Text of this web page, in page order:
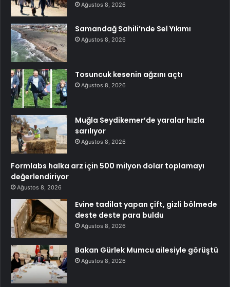
Ağustos 8, 2026
Samandağ Sahili’nde Sel Yıkımı
Ağustos 8, 2026
Tosuncuk kesenin ağzını açtı
Ağustos 8, 2026
Muğla Seydikemer’de yaralar hızla
sarılıyor
Ağustos 8, 2026
Formlabs halka arz için 500 milyon dolar toplamayı
değerlendiriyor
Ağustos 8, 2026
Evine tadilat yapan çift, gizli bölmede
deste deste para buldu
Ağustos 8, 2026
Bakan Gürlek Mumcu ailesiyle görüştü
Ağustos 8, 2026